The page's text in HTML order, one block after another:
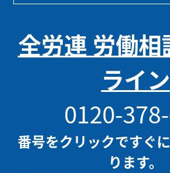
全労連 労働相
ライン
0120-
番号をクリックですぐ
ります。